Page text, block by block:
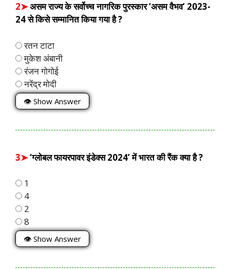
2➤असम राज्य के सर्वोच्च नागरिक पुरस्कार ‘असम वैभव’ 2023-
24 से किसे सम्मानित किया गया है ?
रतन टाटा
मुकेश अंबानी
रंजन गोगोई
नरेंद्र मोदी
👁 Show Answer
3➤‘ग्लोबल फायरपावर इंडेक्स 2024’ में भारत की रैंक क्या है ?
1
4
2
8
👁 Show Answer